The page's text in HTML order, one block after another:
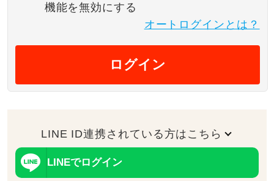
機能を無効にする
オートログインとは？
ログイン
LINE ID連携されている方はこちら
LINEでログイン